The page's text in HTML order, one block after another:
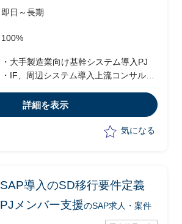
即日～長期
100%
・大手製造業向け基幹システム導入PJ
・IF、周辺システム導入上流コンサル支
・工程：要件定義フェーズ
・バージョン：S/4 HANA
詳細を表示
気になる
SAP導入のSD移行要件定義
PJメンバー支援のSAP求人・案件